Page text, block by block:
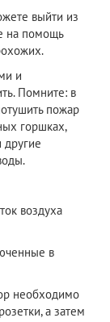
выйти из
на помощь
и
Помните: в
пожар
горшках,
другие
воздуха
в
необходимо
а затем